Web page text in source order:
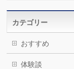
カテゴリー
おすすめ
体験談